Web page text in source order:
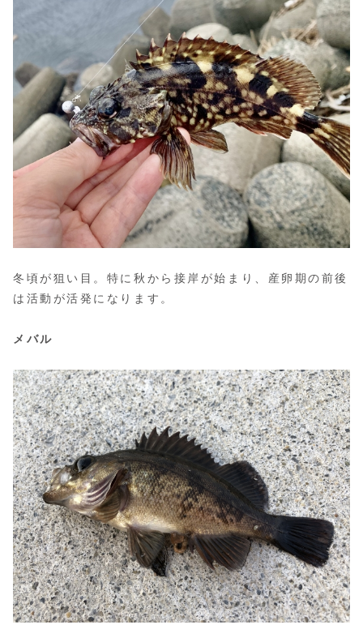
冬頃が狙い目。特に秋から接岸が始まり、産卵期の前後
は活動が活発になります。
メバル